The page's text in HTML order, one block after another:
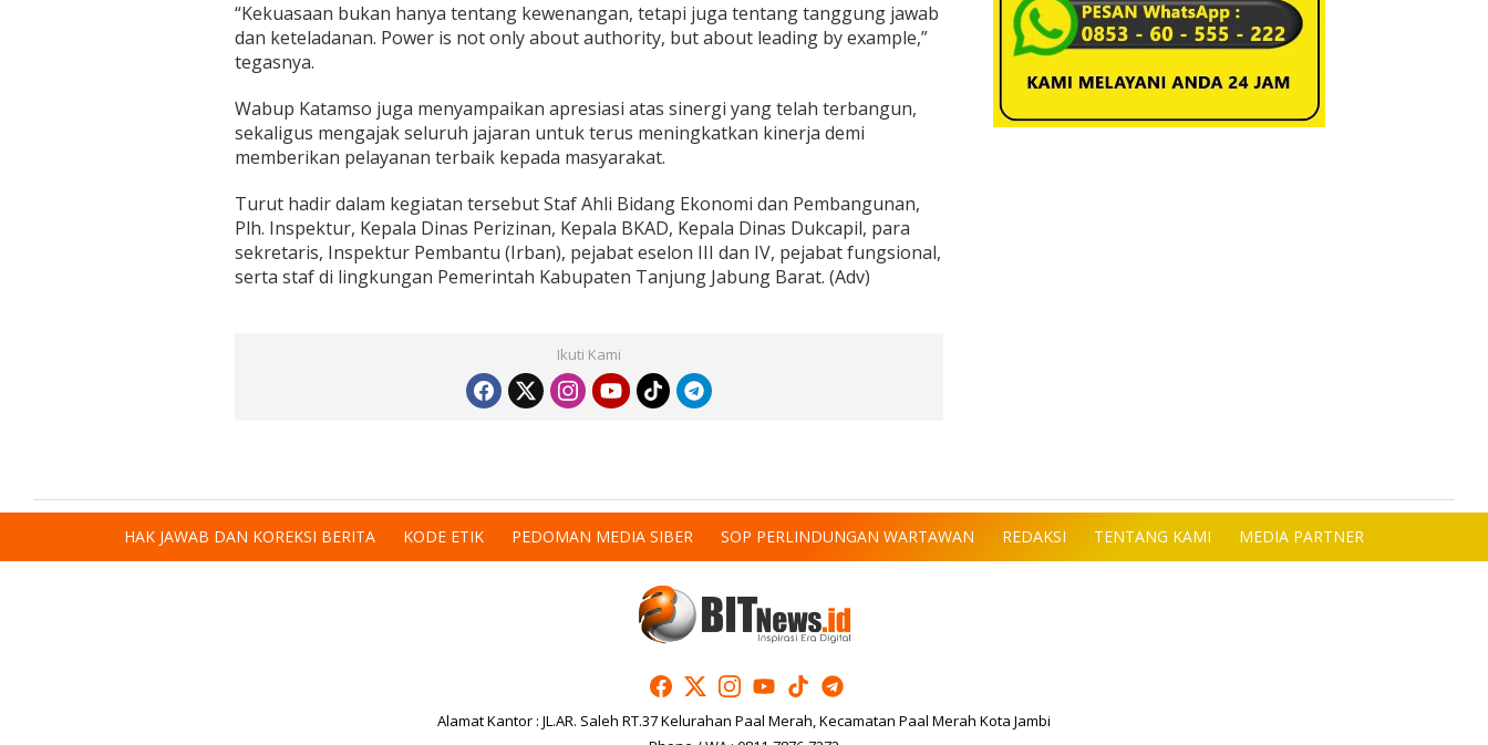
“Kekuasaan bukan hanya tentang kewenangan, tetapi juga tentang tanggung jawab
dan keteladanan. Power is not only about authority, but about leading by example,”
tegasnya.
Wabup Katamso juga menyampaikan apresiasi atas sinergi yang telah terbangun,
sekaligus mengajak seluruh jajaran untuk terus meningkatkan kinerja demi
memberikan pelayanan terbaik kepada masyarakat.
Turut hadir dalam kegiatan tersebut Staf Ahli Bidang Ekonomi dan Pembangunan,
Plh. Inspektur, Kepala Dinas Perizinan, Kepala BKAD, Kepala Dinas Dukcapil, para
sekretaris, Inspektur Pembantu (Irban), pejabat eselon III dan IV, pejabat fungsional,
serta staf di lingkungan Pemerintah Kabupaten Tanjung Jabung Barat. (Adv)
Ikuti Kami
HAK JAWAB DAN KOREKSI BERITA KODE ETIK PEDOMAN MEDIA SIBER SOP PERLINDUNGAN WARTAWAN REDAKSI TENTANG KAMI MEDIA PARTNER
Alamat Kantor : JL.AR. Saleh RT.37 Kelurahan Paal Merah, Kecamatan Paal Merah Kota Jambi